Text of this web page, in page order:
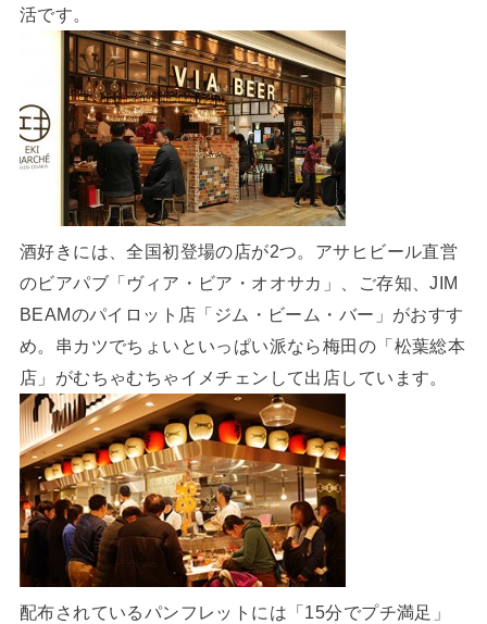
活です。
酒好きには、全国初登場の店が2つ。アサヒビール直営
のビアパブ「ヴィア・ビア・オオサカ」、ご存知、JIM
BEAMのパイロット店「ジム・ビーム・バー」がおすす
め。串カツでちょいといっぱい派なら梅田の「松葉総本
店」がむちゃむちゃイメチェンして出店しています。
配布されているパンフレットには「15分でプチ満足」